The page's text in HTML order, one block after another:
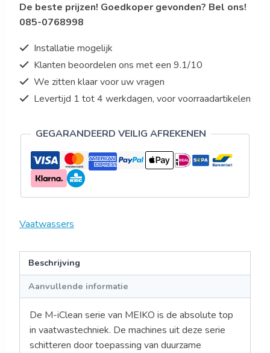
HM
aantal
De beste prijzen! Goedkoper gevonden? Bel ons!
085-0768998
Installatie mogelijk
Klanten beoordelen ons met een 9.1/10
We zitten klaar voor uw vragen
Levertijd 1 tot 4 werkdagen, voor voorraadartikelen
GEGARANDEERD VEILIG AFREKENEN
Vaatwassers
Beschrijving
Aanvullende informatie
De M-iClean serie van MEIKO is de absolute top
in vaatwastechniek. De machines uit deze serie
schitteren door toepassing van duurzame